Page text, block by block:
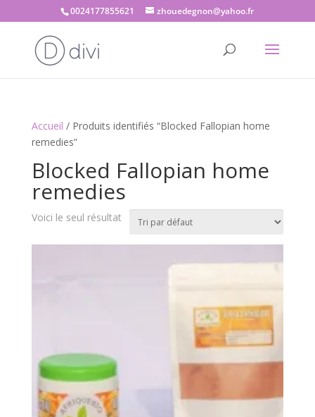
0024177855621 zhouedegnon@yahoo.fr
Accueil / Produits identifiés “Blocked Fallopian home
remedies”
Blocked Fallopian home
remedies
Voici le seul résultat